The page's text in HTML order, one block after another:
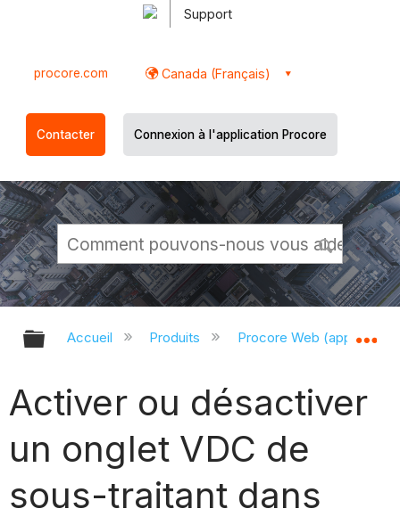
Support
procore.com Canada (Français)
Contacter Connexion à l'application Procore
Développer/réduire la hiérarchie
Accueil Produits Procore Web
Activer ou désactiver
un onglet VDC de
sous-traitant dans